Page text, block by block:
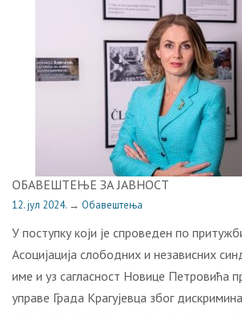
ОБАВЕШТЕЊЕ ЗА ЈАВНОСТ
12. јул 2024. → Обавештења
У поступку који је спроведен по
Асоцијација слободних и независних
име и уз сагласност Новице Петровића
управе Града Крагујевца због